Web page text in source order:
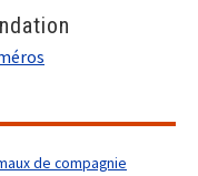
de compagnie